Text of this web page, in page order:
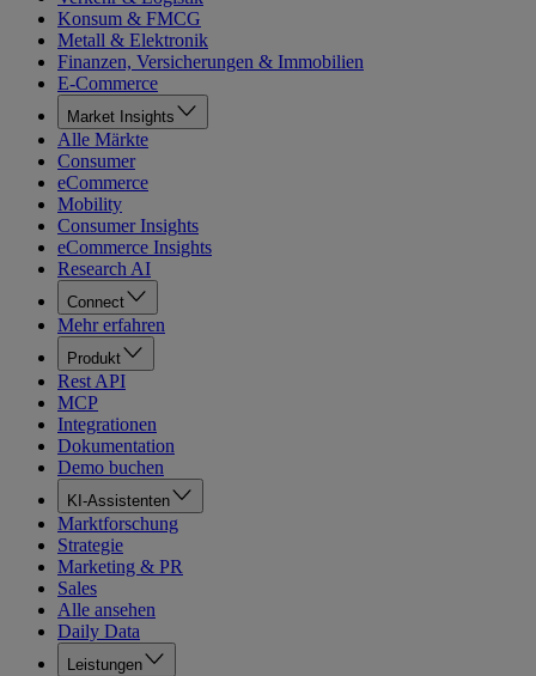
Konsum & FMCG
Metall & Elektronik
Finanzen, Versicherungen & Immobilien
E-Commerce
Market Insights
Alle Märkte
Consumer
eCommerce
Mobility
Consumer Insights
eCommerce Insights
Research AI
Connect
Mehr erfahren
Produkt
Rest API
MCP
Integrationen
Dokumentation
Demo buchen
KI-Assistenten
Marktforschung
Strategie
Marketing & PR
Sales
Alle ansehen
Daily Data
Leistungen